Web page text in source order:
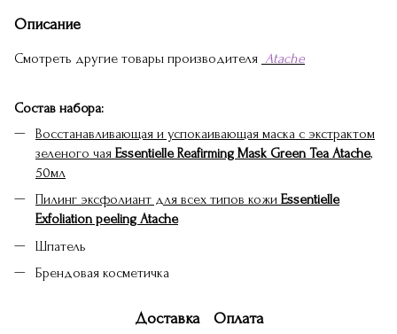
Описание
Смотреть другие товары производителя Atache
Состав набора:
Восстанавливающая и успокаивающая маска с экстрактом
зеленого чая Essentielle Reafirming Mask Green Tea Atache,
50мл
Пилинг эксфолиант для всех типов кожи Essentielle
Exfoliation peeling Atache
Шпатель
Брендовая косметичка
Доставка Оплата